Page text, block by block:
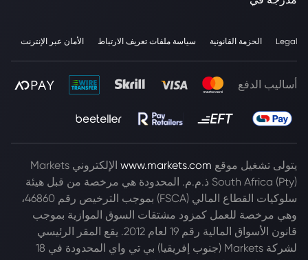
Legal الحزمة القانونية سياسة ملفات تعريف الارتباط الأمان عبر الإنترنت
أساليب الدفع
يتولى تشغيل موقع www.markets.com
الإلكتروني Markets
South Africa (Pty) ذ.م.م. المحدودة هي مرخصة من قبل هيئة
سلوكيات القطاع المالي (FSCA) بموجب الترخيص رقم 46860،
وهي مرخصة للعمل كمزود مشتقات السوق الموازية بموجب
قانون الأسواق المالية رقم 19 لعام 2012. يقع المقر الرئيسي
لشركة Markets (جنوب إفريقيا) بي تي واي المحدودة في 18